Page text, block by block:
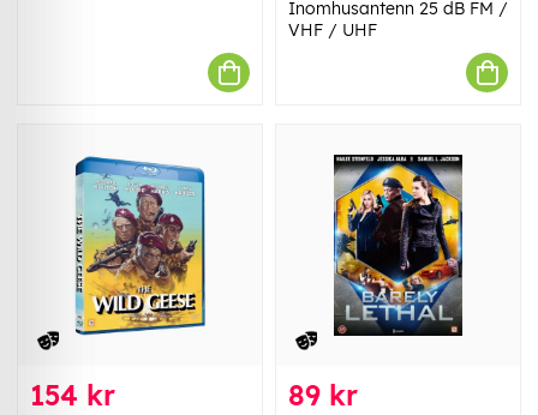
Inomhusantenn 25 dB FM /
VHF / UHF
154 kr 89 kr